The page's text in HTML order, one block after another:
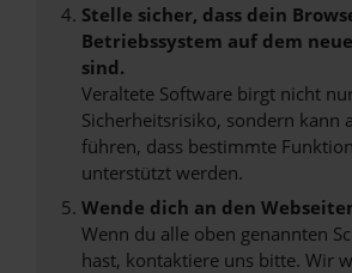
Stelle sicher, dass dein
Betriebssystem auf dem
sind.
Veraltete Software birgt nicht
Sicherheitsrisiko, sondern kann
führen, dass bestimmte
unterstützt werden.
Wende dich an den
Wenn du alle oben genannten
hast, kontaktiere uns bitte. Wir